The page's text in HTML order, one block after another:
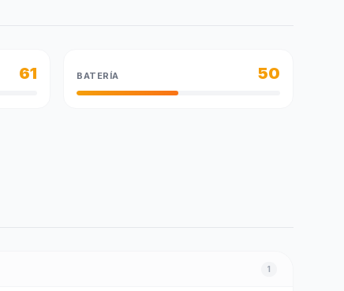
61 BATERÍA 50
1